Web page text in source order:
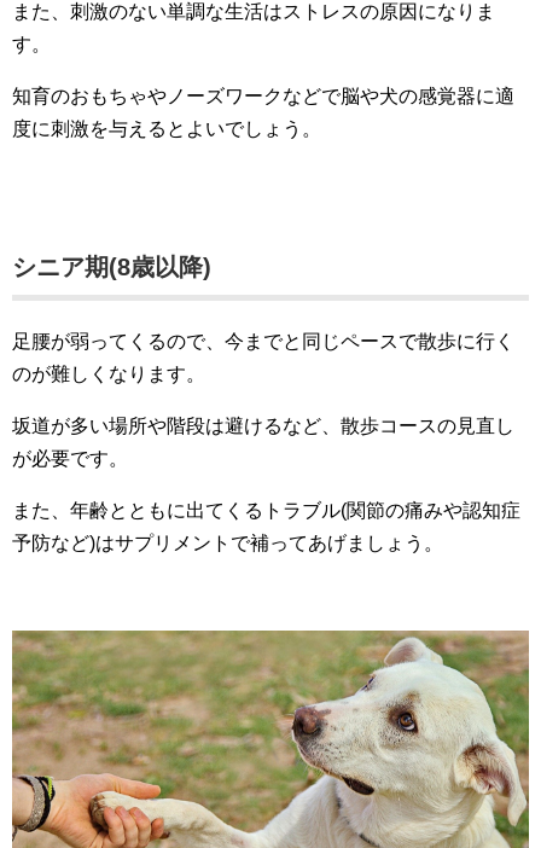
また、刺激のない単調な生活はストレスの原因になりま
す。
知育のおもちゃやノーズワークなどで脳や犬の感覚器に適
度に刺激を与えるとよいでしょう。
シニア期(8歳以降)
足腰が弱ってくるので、今までと同じペースで散歩に行く
のが難しくなります。
坂道が多い場所や階段は避けるなど、散歩コースの見直し
が必要です。
また、年齢とともに出てくるトラブル(関節の痛みや認知症
予防など)はサプリメントで補ってあげましょう。